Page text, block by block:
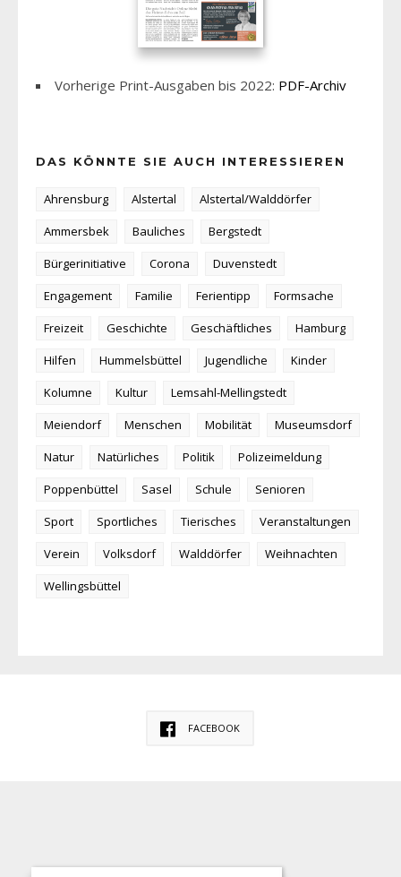
Vorherige Print-Ausgaben bis 2022: PDF-Archiv
DAS KÖNNTE SIE AUCH INTERESSIEREN
Ahrensburg Alstertal
Alstertal/Walddörfer
Ammersbek
Bauliches
Bergstedt
Bürgerinitiative
Corona
Duvenstedt
Engagement
Familie Ferientipp
Formsache
Freizeit
Geschichte Geschäftliches
Hamburg
Hilfen
Hummelsbüttel Jugendliche
Kinder
Kolumne
Kultur
Lemsahl-Mellingstedt
Meiendorf
Menschen Mobilität
Museumsdorf
Natur
Natürliches Politik
Polizeimeldung
Poppenbüttel
Sasel Schule
Senioren
Sport
Sportliches Tierisches
Veranstaltungen
Verein
Volksdorf Walddörfer
Weihnachten
Wellingsbüttel
FACEBOOK